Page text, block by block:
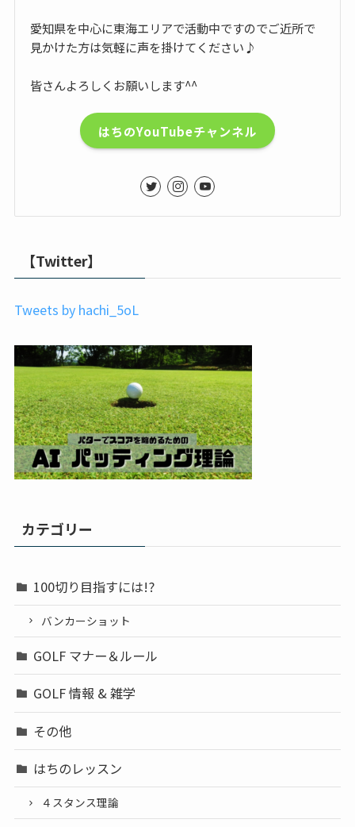
愛知県を中心に東海エリアで活動中ですのでご近所で
見かけた方は気軽に声を掛けてください♪
皆さんよろしくお願いします^^
はちのYouTubeチャンネル
【Twitter】
Tweets by hachi_5oL
カテゴリー
100切り目指すには!?
バンカーショット
GOLF マナー＆ルール
GOLF 情報 & 雑学
その他
はちのレッスン
４スタンス理論